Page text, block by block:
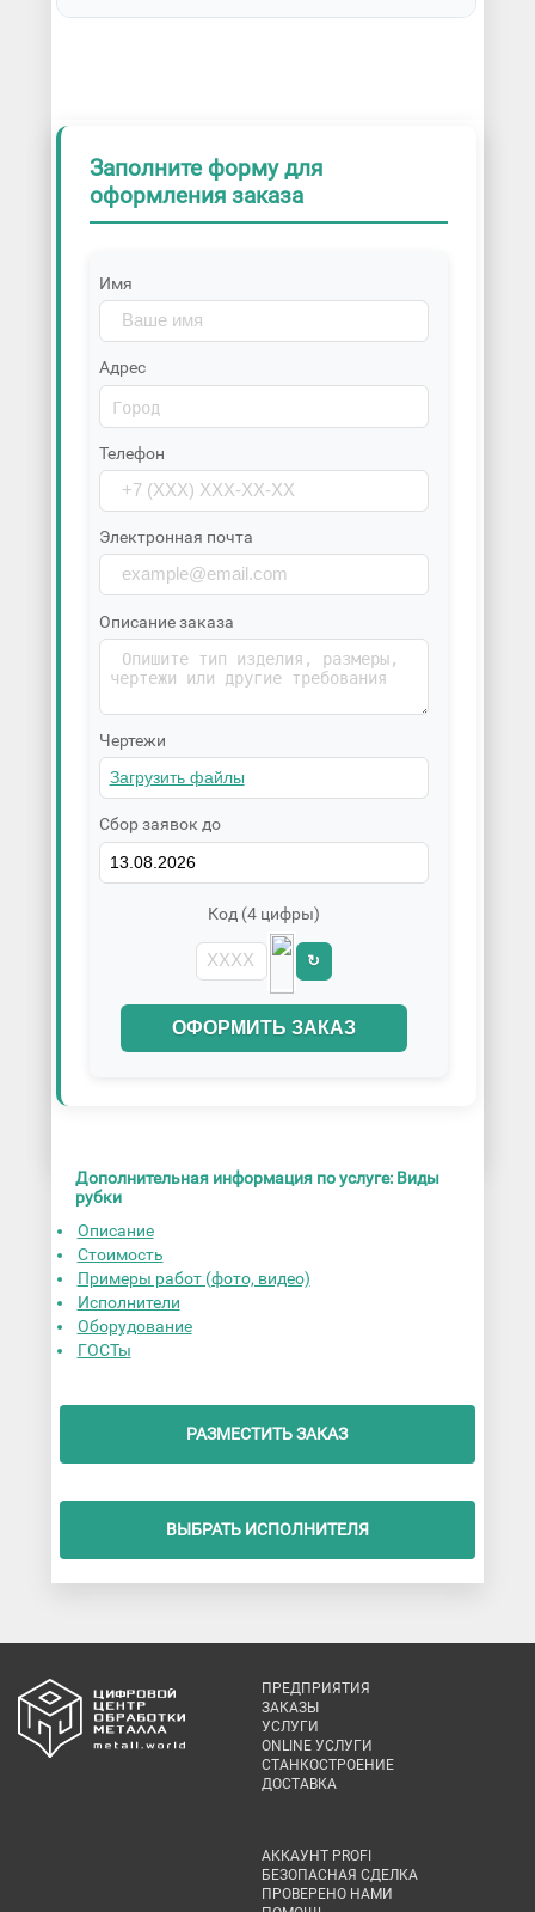
Заполните форму для
оформления заказа
Имя
Адрес
Телефон
Электронная почта
Описание заказа
Чертежи
Сбор заявок до
Код (4 цифры)
↻
ОФОРМИТЬ ЗАКАЗ
Дополнительная информация по услуге: Виды
рубки
Описание
Стоимость
Примеры работ (фото, видео)
Исполнители
Оборудование
ГОСТы
РАЗМЕСТИТЬ ЗАКАЗ
ВЫБРАТЬ ИСПОЛНИТЕЛЯ
ПРЕДПРИЯТИЯ
ЗАКАЗЫ
УСЛУГИ
ONLINE УСЛУГИ
СТАНКОСТРОЕНИЕ
ДОСТАВКА
АККАУНТ PROFI
БЕЗОПАСНАЯ СДЕЛКА
ПРОВЕРЕНО НАМИ